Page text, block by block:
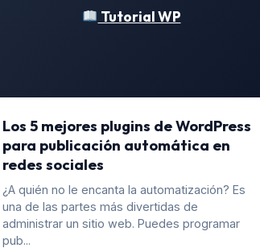
Tutorial WP
Los 5 mejores plugins de WordPress
para publicación automática en
redes sociales
¿A quién no le encanta la automatización? Es
una de las partes más divertidas de
administrar un sitio web. Puedes programar
pub...